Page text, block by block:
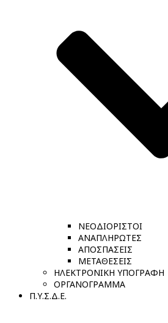
ΝΕΟΔΙΟΡΙΣΤΟΙ
ΑΝΑΠΛΗΡΩΤΕΣ
ΑΠΟΣΠΑΣΕΙΣ
ΜΕΤΑΘΕΣΕΙΣ
ΗΛΕΚΤΡΟΝΙΚΗ ΥΠΟΓΡΑΦΗ
ΟΡΓΑΝΟΓΡΑΜΜΑ
Π.Υ.Σ.Δ.Ε.